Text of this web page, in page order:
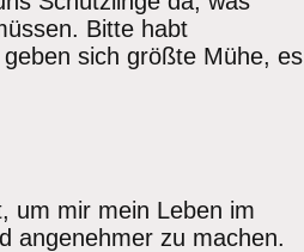
Bitte habt
sich größte Mühe, es
um mir mein Leben im
angenehmer zu machen.